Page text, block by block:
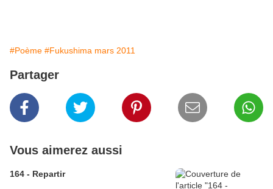
#Poème #Fukushima mars 2011
Partager
Vous aimerez aussi
164 - Repartir